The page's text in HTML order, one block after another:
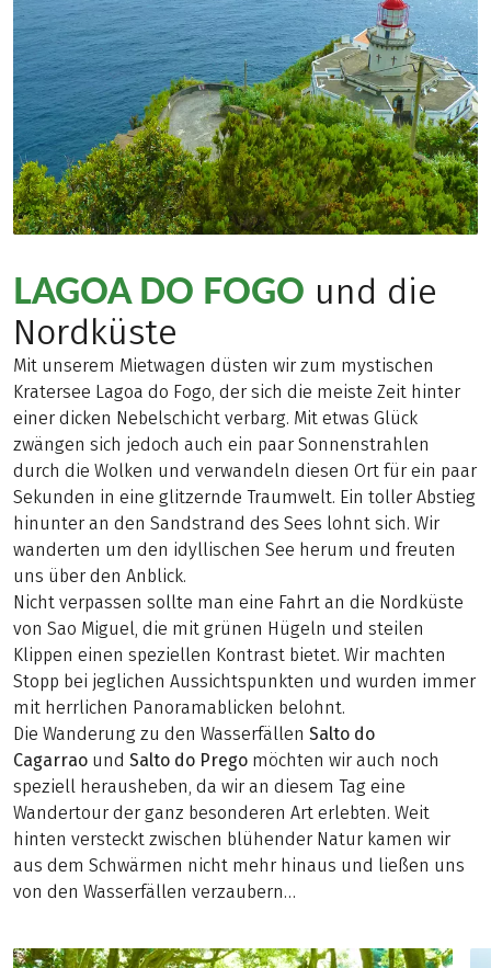
LAGOA DO FOGO und die
Nordküste
Mit unserem Mietwagen düsten wir zum mystischen
Kratersee Lagoa do Fogo, der sich die meiste Zeit hinter
einer dicken Nebelschicht verbarg. Mit etwas Glück
zwängen sich jedoch auch ein paar Sonnenstrahlen
durch die Wolken und verwandeln diesen Ort für ein paar
Sekunden in eine glitzernde Traumwelt. Ein toller Abstieg
hinunter an den Sandstrand des Sees lohnt sich. Wir
wanderten um den idyllischen See herum und freuten
uns über den Anblick.
Nicht verpassen sollte man eine Fahrt an die Nordküste
von Sao Miguel, die mit grünen Hügeln und steilen
Klippen einen speziellen Kontrast bietet. Wir machten
Stopp bei jeglichen Aussichtspunkten und wurden immer
mit herrlichen Panoramablicken belohnt.
Die Wanderung zu den Wasserfällen Salto do
Cagarrao und Salto do Prego möchten wir auch noch
speziell herausheben, da wir an diesem Tag eine
Wandertour der ganz besonderen Art erlebten. Weit
hinten versteckt zwischen blühender Natur kamen wir
aus dem Schwärmen nicht mehr hinaus und ließen uns
von den Wasserfällen verzaubern…